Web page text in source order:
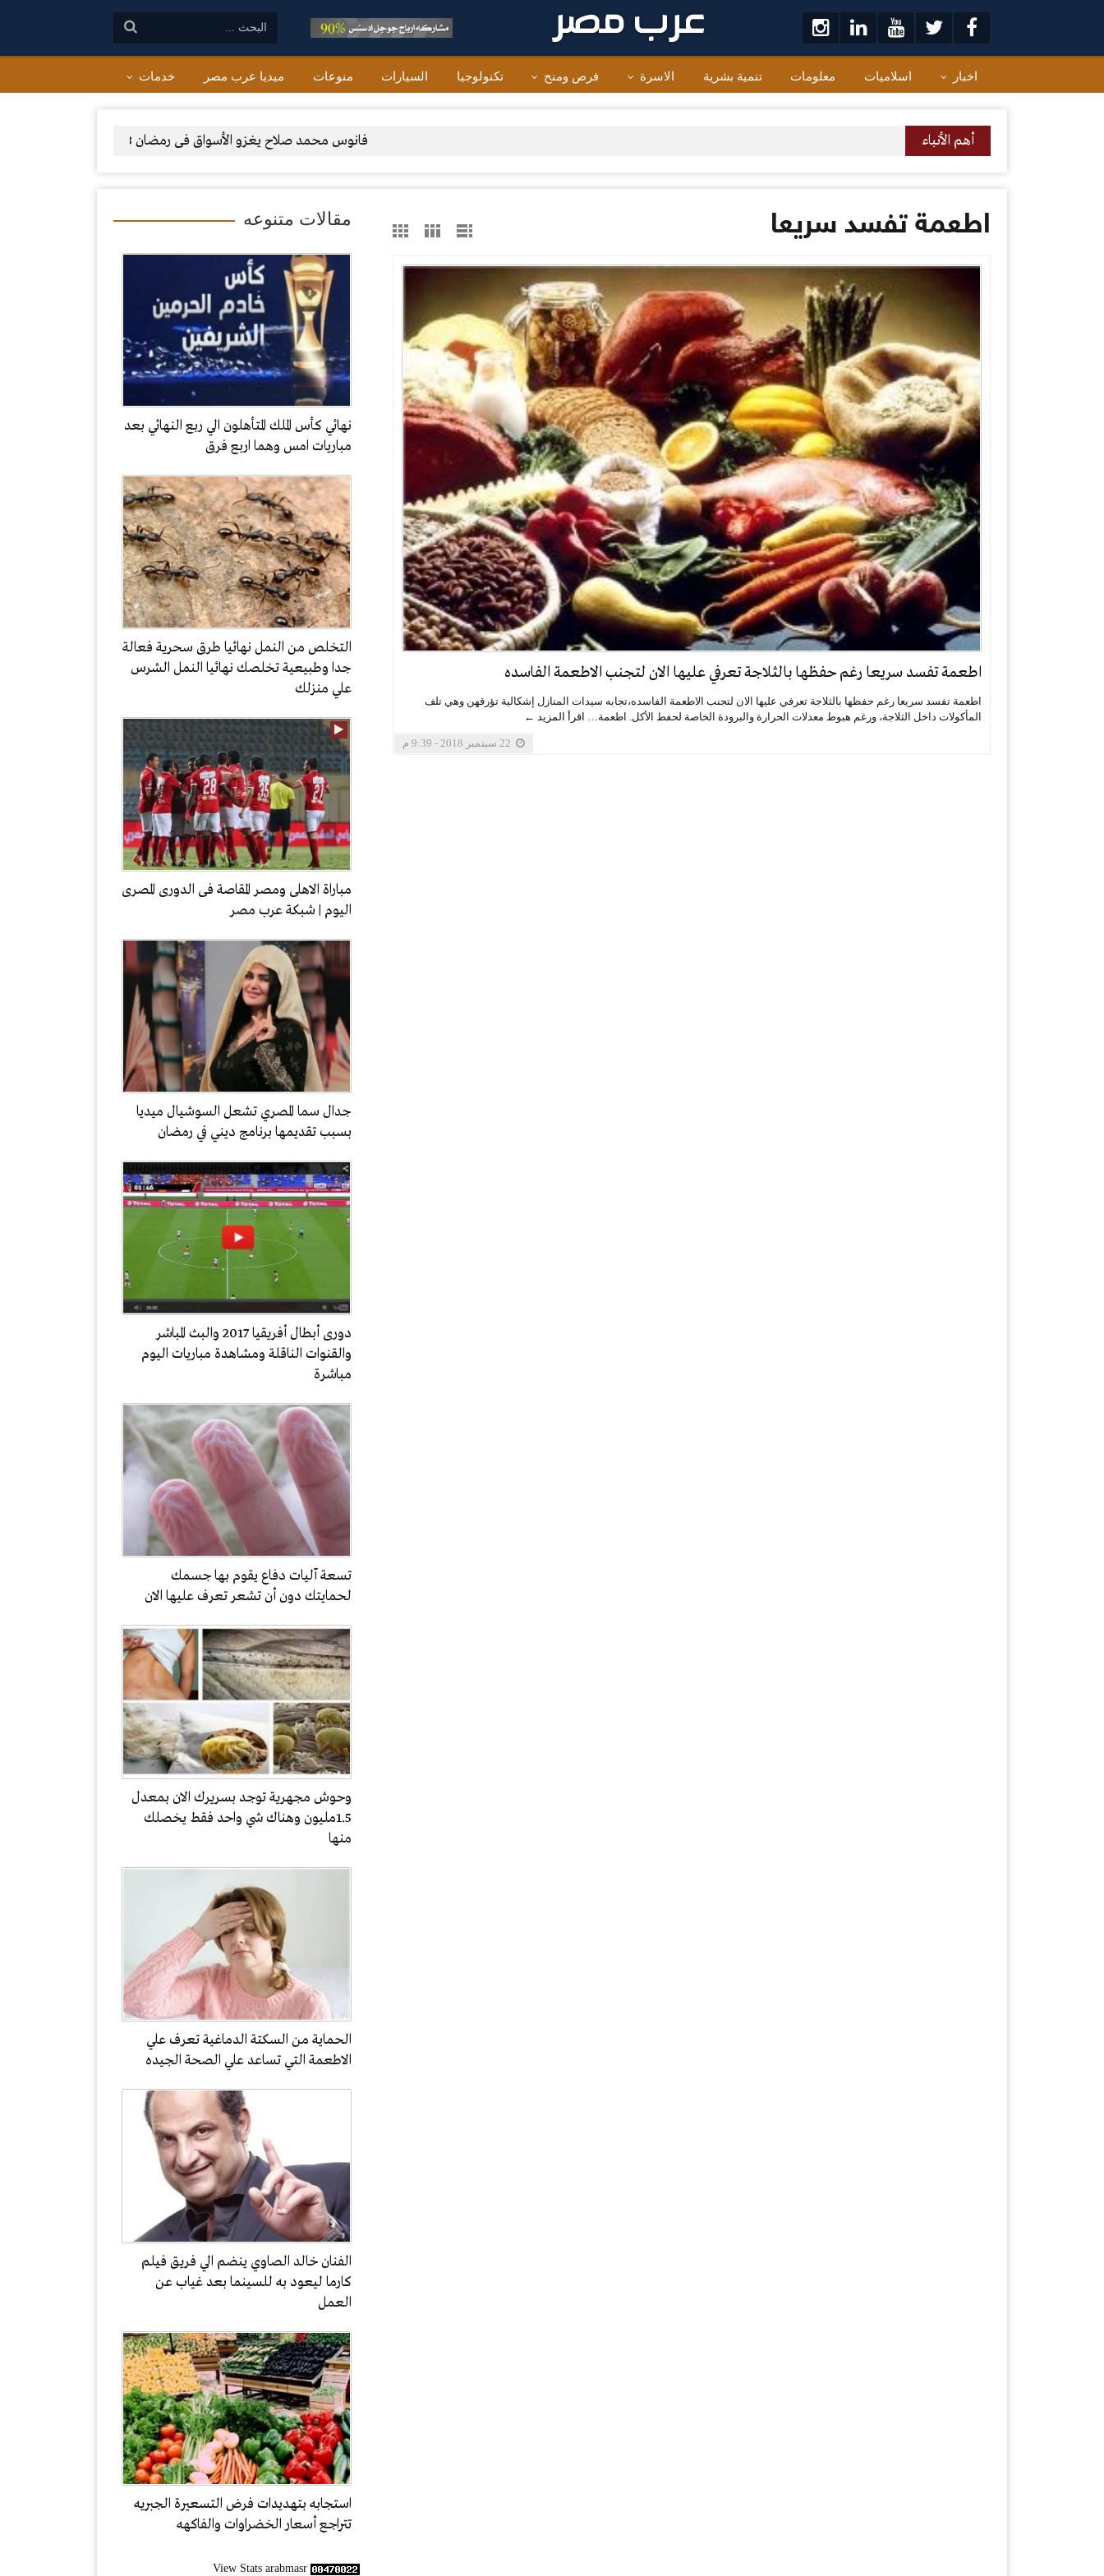
اخبار اسلاميات معلومات تنمية بشرية الاسرة فرص ومنح تكنولوجيا السيارات منوعات ميديا عرب مصر خدمات
أهم الأنباء فانوس محمد صلاح يغزو الأسواق فى رمضان 2018 احلى رمضان ده ولا ايه ؟
مقالات متنوعه
نهائي كأس الملك المتأهلون الي ربع النهائي بعد
مباريات امس وهما اربع فرق
التخلص من النمل نهائيا طرق سحرية فعالة
جدا وطبيعية تخلصك نهائيا النمل الشرس
علي منزلك
مباراة الاهلى ومصر المقاصة فى الدورى المصرى
اليوم | شبكة عرب مصر
جدال سما المصري تشعل السوشيال ميديا
بسبب تقديمها برنامج ديني في رمضان
دورى أبطال أفريقيا 2017 والبث المباشر
والقنوات الناقلة ومشاهدة مباريات اليوم
مباشرة
تسعة آليات دفاع يقوم بها جسمك
لحمايتك دون أن تشعر تعرف عليها الان
وحوش مجهرية توجد بسريرك الان بمعدل
1.5مليون وهناك شي واحد فقط يخصلك
منها
الحماية من السكتة الدماغية تعرف علي
الاطعمة التي تساعد علي الصحة الجيده
الفنان خالد الصاوي ينضم الي فريق فيلم
كارما ليعود به للسينما بعد غياب عن
العمل
استجابه بتهديدات فرض التسعيرة الجبريه
تتراجع أسعار الخضراوات والفاكهه
View Stats arabmasr
اطعمة تفسد سريعا
اطعمة تفسد سريعا رغم حفظها بالثلاجة تعرفي عليها الان لتجنب الاطعمة الفاسده
اطعمة تفسد سريعا رغم حفظها بالثلاجة تعرفي عليها الان لتجنب الاطعمة الفاسده،تجابه سيدات المنازل إشكالية تؤرقهن وهي تلف
المأكولات داخل الثلاجة، ورغم هبوط معدلات الحرارة والبرودة الخاصة لحفط الأكل. اطعمة… اقرأ المزيد ←
22 سبتمبر 2018 - 9:39 م